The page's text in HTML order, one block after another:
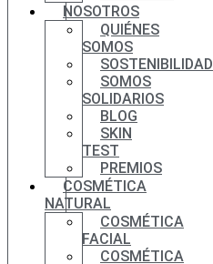
NOSOTROS
QUIÉNES
SOMOS
SOSTENIBILIDAD
SOMOS
SOLIDARIOS
BLOG
SKIN
TEST
PREMIOS
COSMÉTICA
NATURAL
COSMÉTICA
FACIAL
COSMÉTICA